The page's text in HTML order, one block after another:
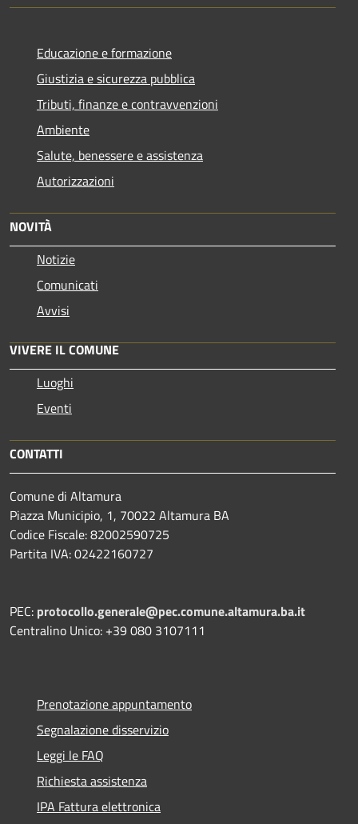
Educazione e formazione
Giustizia e sicurezza pubblica
Tributi, finanze e contravvenzioni
Ambiente
Salute, benessere e assistenza
Autorizzazioni
NOVITÀ
Notizie
Comunicati
Avvisi
VIVERE IL COMUNE
Luoghi
Eventi
CONTATTI
Comune di Altamura
Piazza Municipio, 1, 70022 Altamura BA
Codice Fiscale: 82002590725
Partita IVA: 02422160727
PEC: protocollo.generale@pec.comune.altamura.ba.it
Centralino Unico: +39 080 3107111
Prenotazione appuntamento
Segnalazione disservizio
Leggi le FAQ
Richiesta assistenza
IPA Fattura elettronica